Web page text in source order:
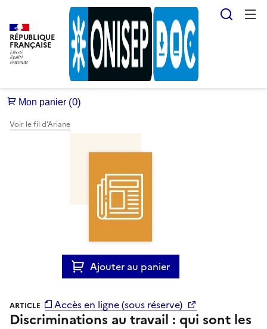
RÉPUBLIQUE
FRANÇAISE
Voir le fil d’Ariane
Ajouter au panier
Accès en ligne (sous réserve)
ARTICLE
Discriminations au travail : qui sont les